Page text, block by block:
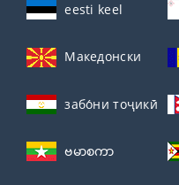
eesti keel
Македонски
забо́ни тоҷикӣ́
ဗမာစကာ